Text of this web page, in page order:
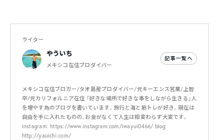
ライター
やういち
メキシコ在住プロダイバー
記事一覧へ
メキシコ在住ブロガー/タオ島産プロダイバー/元キーエンス営業/上智
卒/元カリフォルニア在住 「好きな場所で好きな事をしながら生きる」人
を増やす為のブログを書いています。旅行と海と筋トレが好き。現在は
自由を手に入れたものの、お金がなくて人生は相変わらず大変です。
instagram: https://www.instagram.com/iwayui0466/ blog:
http://yauichi.com/